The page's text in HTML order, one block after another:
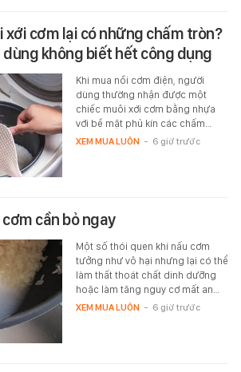
xới cơm lại có những chấm tròn?
không biết hết công dụng
Khi mua nồi cơm điện, người
dùng thường nhận được một
chiếc muôi xới cơm bằng nhựa
với bề mặt phủ kín các chấm…
XEM MUA LUÔN - 6 giờ trước
cần bỏ ngay
Một số thói quen khi nấu cơm
tưởng như vô hại nhưng lại có thể
làm thất thoát chất dinh dưỡng
hoặc làm tăng nguy cơ mất an…
XEM MUA LUÔN - 6 giờ trước